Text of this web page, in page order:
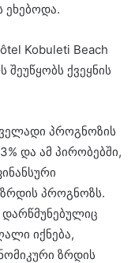
ეხებოდა.
Kobuleti Beach
ქვეყნის
პროგნოზის
და ამ პირობებში,
პროგნოზს.
დარწმუნებულიც
იქნება,
ზრდის